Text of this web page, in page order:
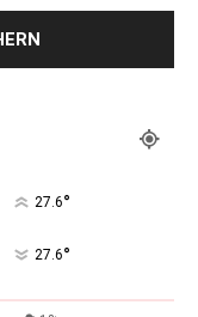
27.6°
27.6°